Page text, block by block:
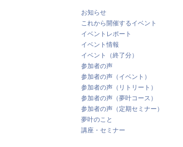
お知らせ
これから開催するイベント
イベントレポート
イベント情報
イベント（終了分）
参加者の声
参加者の声（イベント）
参加者の声（リトリート）
参加者の声（夢叶コース）
参加者の声（定期セミナー）
夢叶のこと
講座・セミナー